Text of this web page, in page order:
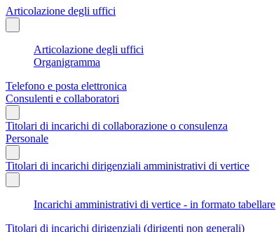
Articolazione degli uffici
Articolazione degli uffici
Organigramma
Telefono e posta elettronica
Consulenti e collaboratori
Titolari di incarichi di collaborazione o consulenza
Personale
Titolari di incarichi dirigenziali amministrativi di vertice
Incarichi amministrativi di vertice - in formato tabellare
Titolari di incarichi dirigenziali (dirigenti non generali)